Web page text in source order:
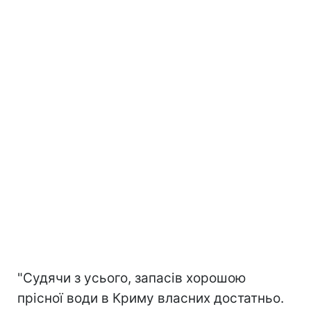
"Судячи з усього, запасів хорошою
прісної води в Криму власних достатньо.